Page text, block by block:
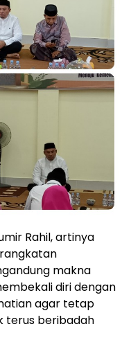
Rahil, artinya
makna
diri dengan
agar tetap
terus beribadah